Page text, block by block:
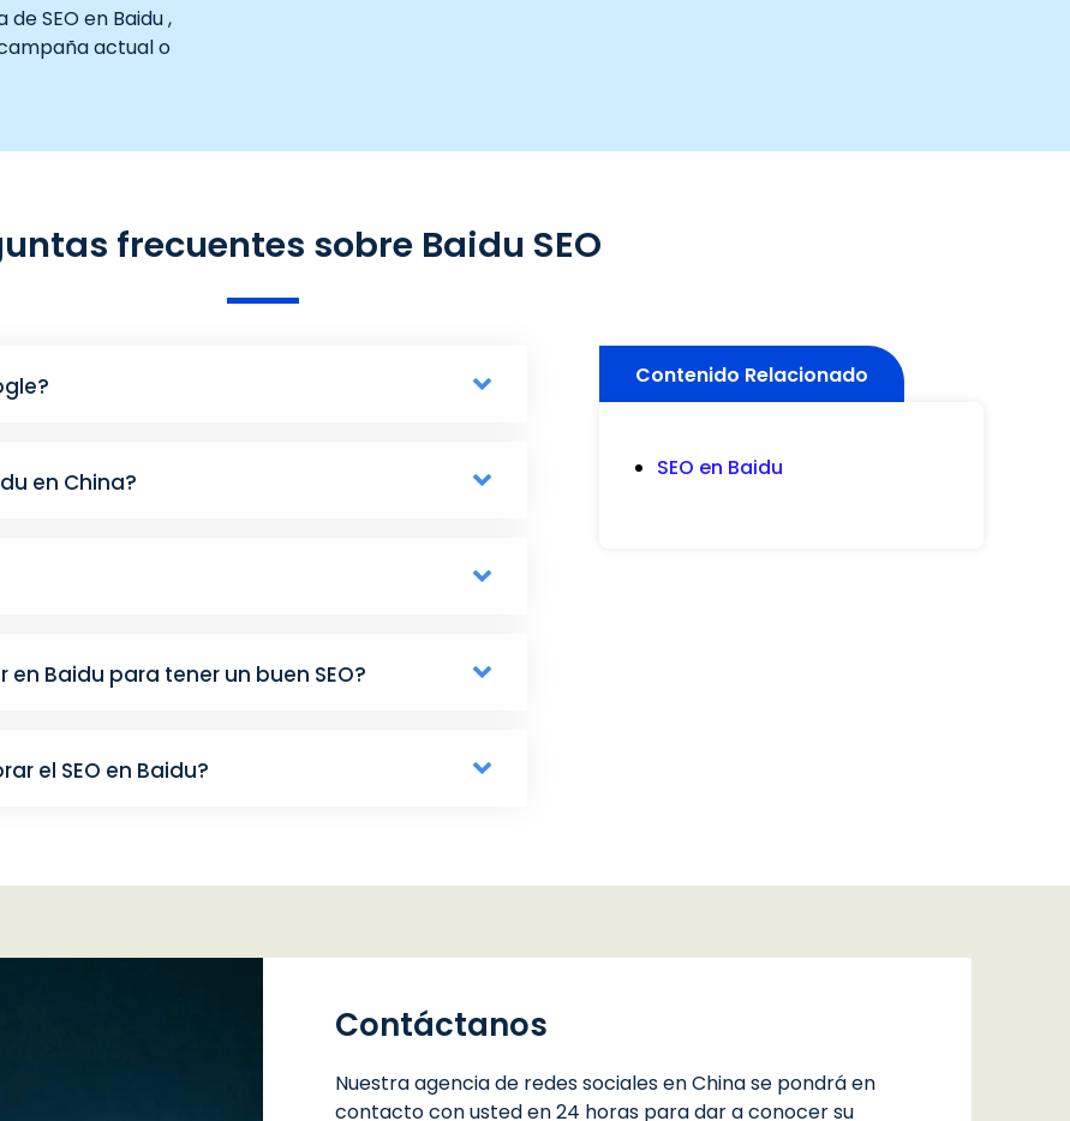
SEO en Baidu ,
actual o
frecuentes sobre Baidu SEO
en China?
Baidu para tener un buen SEO?
el SEO en Baidu?
Contenido Relacionado
SEO en Baidu
Contáctanos
Nuestra agencia de redes sociales en China se pondrá en
contacto con usted en 24 horas para dar a conocer su